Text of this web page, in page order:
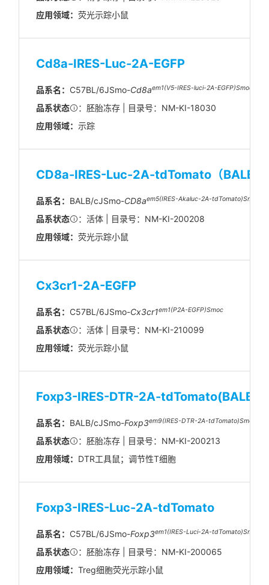
应用领域：荧光示踪小鼠
Cd8a-IRES-Luc-2A-EGFP
品系名： C57BL/6JSmo-Cd8aem1(V5-IRES-luci-2A-EGFP)Smoc
品系状态
：胚胎冻存 | 目录号：NM-KI-18030
应用领域：示踪
CD8a-IRES-Luc-2A-tdTomato（BALB/c
品系名： BALB/cJSmo-CD8aem5(IRES-Akaluc-2A-tdTomato)Smoc
品系状态
：活体 | 目录号：NM-KI-200208
应用领域：荧光示踪小鼠
Cx3cr1-2A-EGFP
品系名： C57BL/6JSmo-Cx3cr1em1(P2A-EGFP)Smoc
品系状态
：活体 | 目录号：NM-KI-210099
应用领域：荧光示踪小鼠
Foxp3-IRES-DTR-2A-tdTomato(BALB/
品系名： BALB/cJSmo-Foxp3em9(IRES-DTR-2A-tdTomato)Smoc
品系状态
：胚胎冻存 | 目录号：NM-KI-200213
应用领域： DTR工具鼠；调节性T细胞
Foxp3-IRES-Luc-2A-tdTomato
品系名： C57BL/6JSmo-Foxp3em1(IRES-Luci-2A-tdTomato)Smoc
品系状态
：胚胎冻存 | 目录号：NM-KI-200065
应用领域：Treg细胞荧光示踪小鼠